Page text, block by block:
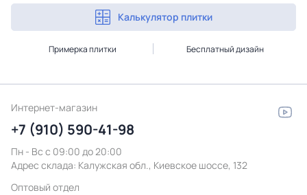
Калькулятор плитки
Примерка плитки Бесплатный дизайн
Интернет-магазин
+7 (910) 590-41-98
Пн - Вс с 09:00 до 20:00
Адрес склада: Калужская обл., Киевское шоссе, 132
Оптовый отдел